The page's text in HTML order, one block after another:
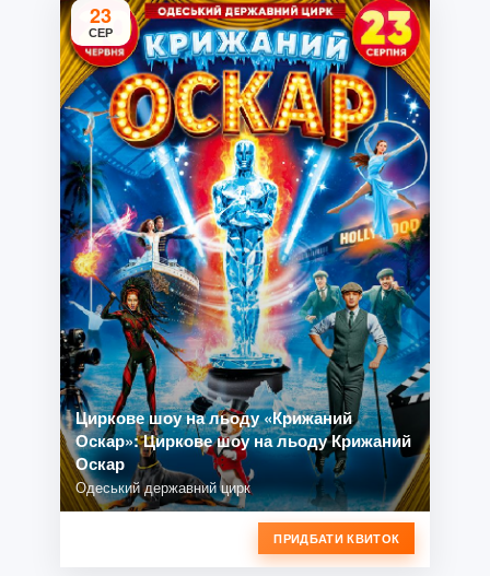
23
СЕР
Циркове шоу на льоду «Крижаний
Оскар»: Циркове шоу на льоду Крижаний
Оскар
Одеський державний цирк
ПРИДБАТИ КВИТОК